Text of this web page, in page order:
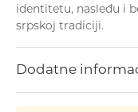
identitetu, nasleđu i
srpskoj tradiciji.
Dodatne